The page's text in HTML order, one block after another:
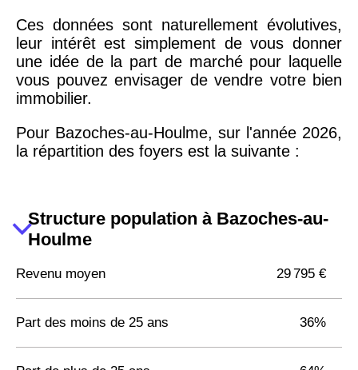
Ces données sont naturellement évolutives,
leur intérêt est simplement de vous donner
une idée de la part de marché pour laquelle
vous pouvez envisager de vendre votre bien
immobilier.
Pour Bazoches-au-Houlme, sur l'année 2026,
la répartition des foyers est la suivante :
Structure population à Bazoches-au-
Houlme
Revenu moyen 29 795 €
Part des moins de 25 ans 36%